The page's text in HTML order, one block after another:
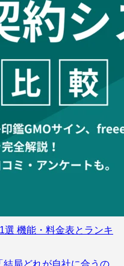
選 機能・料金表とランキ
局どれが自社に合うの